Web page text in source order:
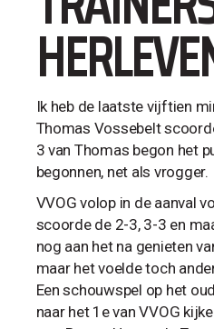
Ik heb de laatste vijftien
Thomas Vossebelt
3 van Thomas begon het
begonnen, net als vrogger.
VVOG volop in de aanval
scoorde de 2-3, 3-3 en
nog aan het na genieten
maar het voelde toch
Een schouwspel op het
naar het 1e van VVOG